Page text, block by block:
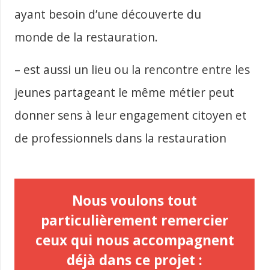
ayant besoin d’une découverte du
monde de la restauration.
– est aussi un lieu ou la rencontre entre les
jeunes partageant le même métier peut
donner sens à leur engagement citoyen et
de professionnels dans la restauration
Nous voulons tout
particulièrement remercier
ceux qui nous accompagnent
déjà dans ce projet :